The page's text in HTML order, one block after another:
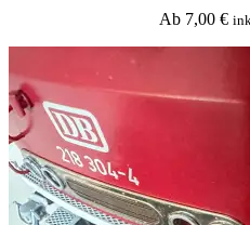
Ab 7,00 €